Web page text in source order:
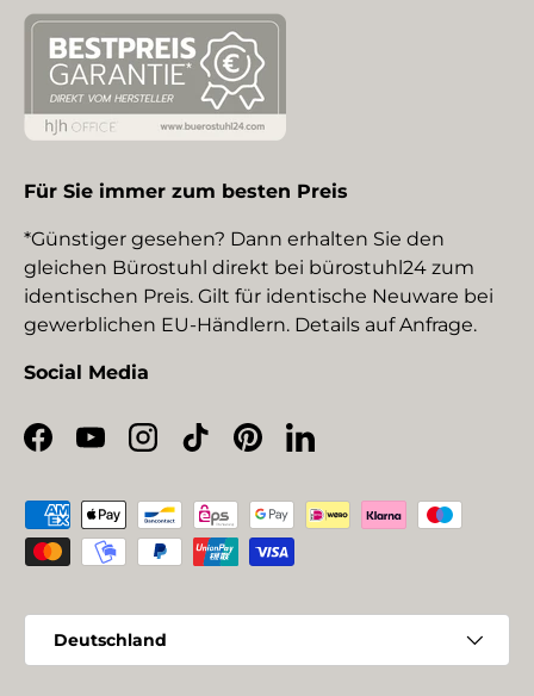
Für Sie immer zum besten Preis
*Günstiger gesehen? Dann erhalten Sie den
gleichen Bürostuhl direkt bei bürostuhl24 zum
identischen Preis. Gilt für identische Neuware bei
gewerblichen EU-Händlern. Details auf Anfrage.
Social Media
Facebook
YouTubeInstagram
TikTokPinterestLinkedIn
Zahlungsmethoden
Deutschland